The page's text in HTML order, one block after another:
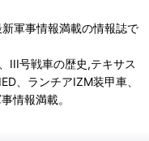
軍事情報満載の情報誌で
III号戦車の歴史,テキサス
、ランチアIZM装甲車、
情報満載。